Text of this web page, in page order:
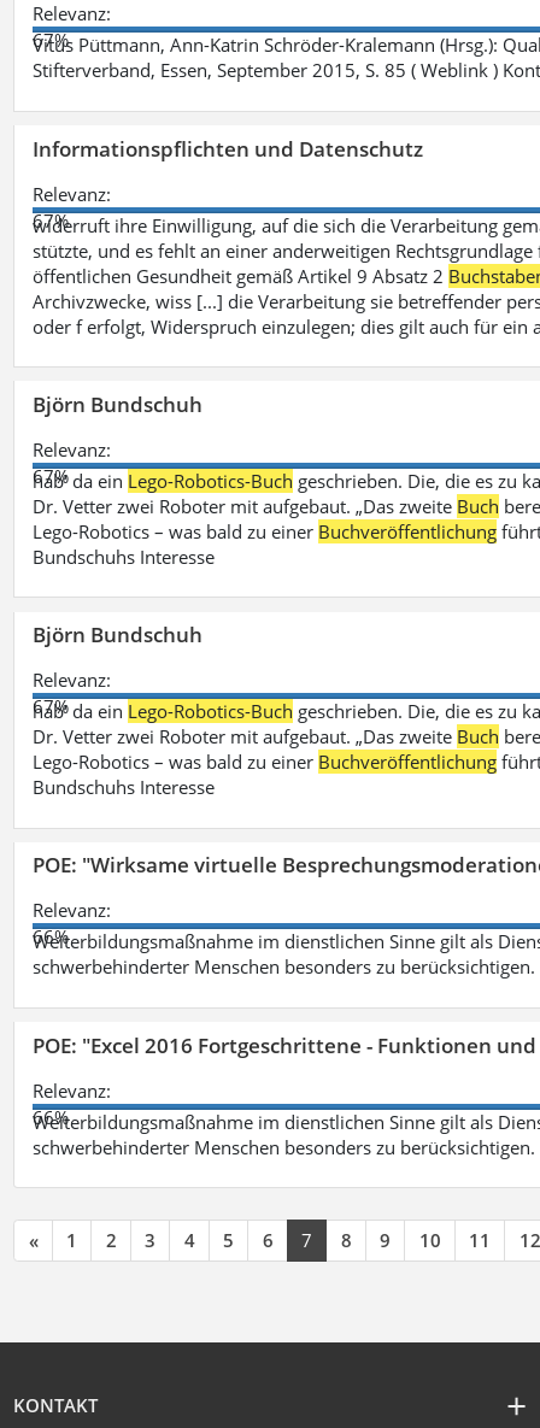
Relevanz:
67%
Vitus Püttmann, Ann-Katrin Schröder-Kralemann (Hrsg.):
Stifterverband, Essen, September 2015, S. 85 ( Weblink )
Informationspflichten und Datenschutz
Relevanz:
67%
widerruft ihre Einwilligung, auf die sich die Verarbeitung
stützte, und es fehlt an einer anderweitigen
öffentlichen Gesundheit gemäß Artikel 9 Absatz 2
Archivzwecke, wiss [...] die Verarbeitung sie betreffender
oder f erfolgt, Widerspruch einzulegen; dies gilt auch für ein
Björn Bundschuh
Relevanz:
67%
hab‘ da ein Lego-Robotics-Buch geschrieben. Die, die es zu
Dr. Vetter zwei Roboter mit aufgebaut. „Das zweite Buch
Lego-Robotics – was bald zu einer Buchveröffentlichung
Bundschuhs Interesse
Björn Bundschuh
Relevanz:
67%
hab‘ da ein Lego-Robotics-Buch geschrieben. Die, die es zu
Dr. Vetter zwei Roboter mit aufgebaut. „Das zweite Buch
Lego-Robotics – was bald zu einer Buchveröffentlichung
Bundschuhs Interesse
POE: "Wirksame virtuelle
Relevanz:
66%
Weiterbildungsmaßnahme im dienstlichen Sinne gilt als
schwerbehinderter Menschen besonders zu berücksichtigen.
POE: "Excel 2016 Fortgeschrittene - Funktionen
Relevanz:
66%
Weiterbildungsmaßnahme im dienstlichen Sinne gilt als
schwerbehinderter Menschen besonders zu berücksichtigen.
« 1 2 3 4 5 6 7 8 9 10 11 12
KONTAKT